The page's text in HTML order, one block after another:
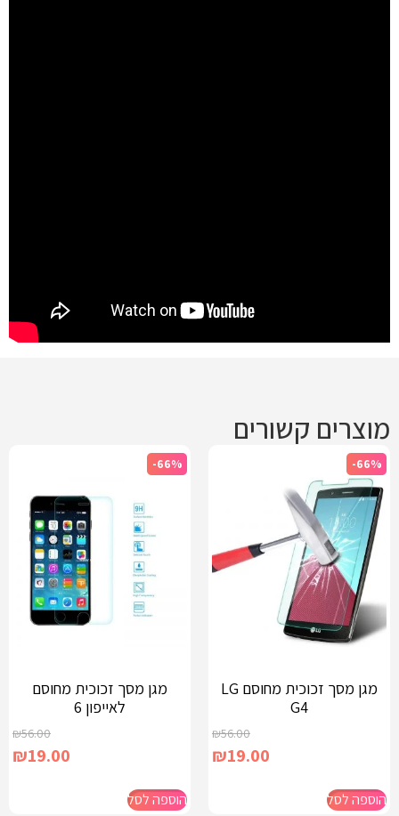
מוצרים קשורים
-66%
מגן מסך זכוכית מחוסם LG
G4
₪56.00
₪19.00
הוספה לסל
-66%
מגן מסך זכוכית מחוסם
לאייפון 6
₪56.00
₪19.00
הוספה לסל